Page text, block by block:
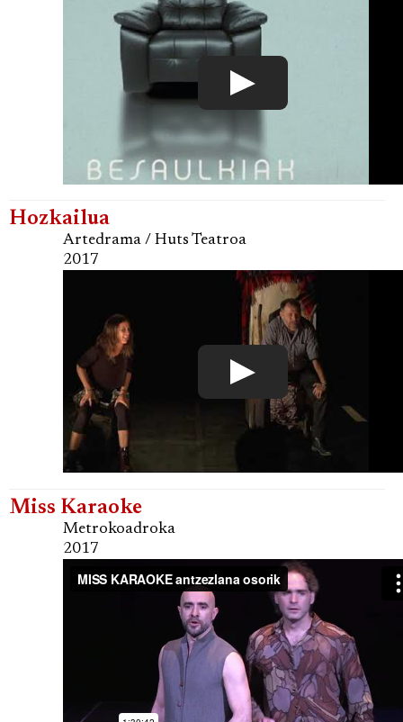
Hozkailua
Artedrama / Huts Teatroa
2017
Miss Karaoke
Metrokoadroka
2017